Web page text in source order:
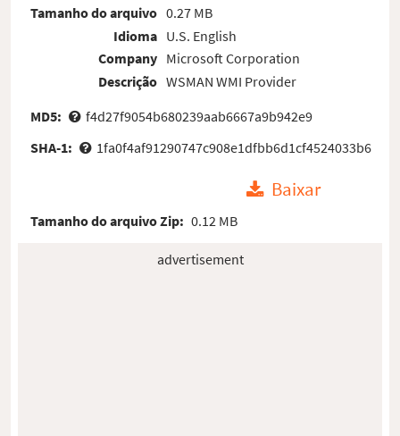
Tamanho do arquivo
Idioma
Company
Descrição
0.27 MB
U.S. English
Microsoft Corporation
WSMAN WMI Provider
MD5:
f4d27f9054b680239aab6667a9b942e9
SHA-1:
1fa0f4af91290747c908e1dfbb6d1cf4524033b6
Baixar
Tamanho do arquivo Zip: 0.12 MB
advertisement